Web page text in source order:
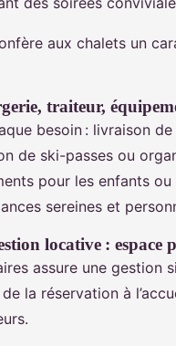
aux chalets un
traiteur,
besoin : livraison de
de ski-passes ou
pour les enfants
sereines et
locative : espace
assure une gestion
la réservation à